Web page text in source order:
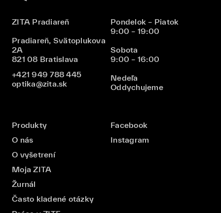
ZITA Pradiareň
Pradiareň, Svätoplukova
2A
821 08 Bratislava
+421 949 788 445
optika@zita.sk
Pondelok – Piatok
9:00 – 19:00
Sobota
9:00 – 16:00
Nedeľa
Oddychujeme
Produkty
O nás
O vyšetrení
Moja ZITA
Žurnál
Často kladené otázky
Facebook
Instagram